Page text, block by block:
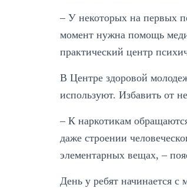
– У некоторых на первых
момент нужна помощь
практический центр
В Центре здоровой
используют. Избавить от
– К наркотикам
даже строении
элементарных вещах, –
День у ребят начинается